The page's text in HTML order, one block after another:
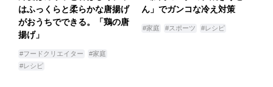
はふっくらと柔らかな唐揚げ
がおうちでできる。「鶏の唐
揚げ」
#フードクリエイター
#家庭
#レシピ
ん」でガンコな冷え対策
#家庭 #スポーツ #レシピ